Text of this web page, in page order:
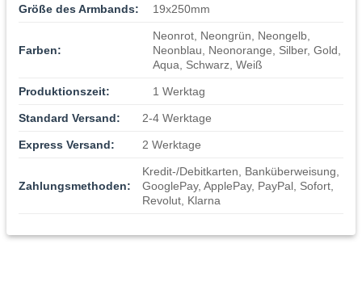
Größe des Armbands: 19x250mm
Farben:
Neonrot, Neongrün, Neongelb,
Neonblau, Neonorange, Silber, Gold,
Aqua, Schwarz, Weiß
Produktionszeit: 1 Werktag
Standard Versand: 2-4 Werktage
Express Versand: 2 Werktage
Zahlungsmethoden:
Kredit-/Debitkarten, Banküberweisung,
GooglePay, ApplePay, PayPal, Sofort,
Revolut, Klarna